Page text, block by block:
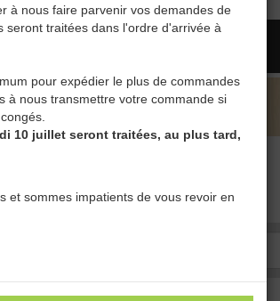
à nous faire parvenir vos demandes de
seront traitées dans l'ordre d'arrivée à
pour expédier le plus de commandes
à nous transmettre votre commande si
10 juillet seront traitées, au plus tard,
et sommes impatients de vous revoir en